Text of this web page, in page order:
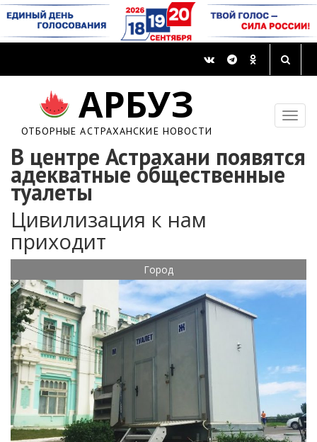
АРБУЗ
ОТБОРНЫЕ АСТРАХАНСКИЕ НОВОСТИ
В центре Астрахани появятся
адекватные общественные
туалеты
Цивилизация к нам
приходит
Город